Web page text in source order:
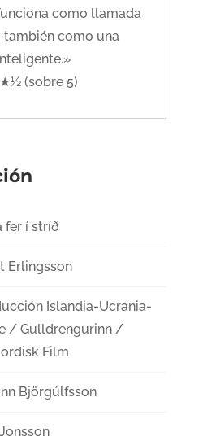
como llamada
como una
(sobre 5)
fer í stríð
Erlingsson
Islandia-Ucrania-
/ Gulldrengurinn /
Film
Björgúlfsson